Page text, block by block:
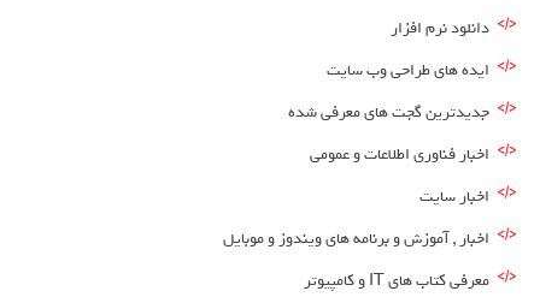
دانلود نرم افزار
ایده های طراحی وب سایت
جدیدترین گجت های معرفی شده
اخبار فناوری اطلاعات و عمومی
اخبار سایت
اخبار , آموزش و برنامه های ویندوز و موبایل
معرفی کتاب های IT و کامپیوتر